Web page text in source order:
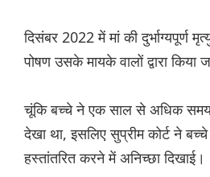
दिसंबर 2022 में मां की दुर्भाग्यपूर्ण
पोषण उसके मायके वालों द्वारा किया
चूंकि बच्चे ने एक साल से अधिक समय
देखा था, इसलिए सुप्रीम कोर्ट ने
हस्तांतरित करने में अनिच्छा दिखाई।